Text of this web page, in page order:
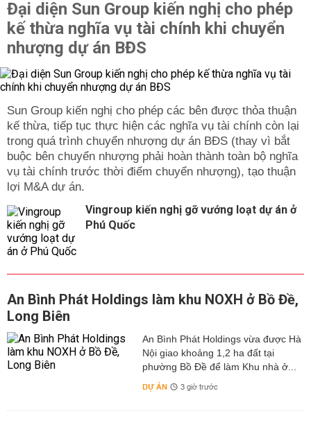
Đại diện Sun Group kiến nghị cho phép
kế thừa nghĩa vụ tài chính khi chuyển
nhượng dự án BĐS
Sun Group kiến nghị cho phép các bên được thỏa thuận
kế thừa, tiếp tục thực hiện các nghĩa vụ tài chính còn lại
trong quá trình chuyển nhượng dự án BĐS (thay vì bắt
buộc bên chuyển nhượng phải hoàn thành toàn bộ nghĩa
vụ tài chính trước thời điểm chuyển nhượng), tạo thuận
lợi M&A dự án.
Vingroup kiến nghị gỡ vướng loạt dự án ở
Phú Quốc
An Bình Phát Holdings làm khu NOXH ở Bồ Đề,
Long Biên
An Bình Phát Holdings vừa được Hà
Nội giao khoảng 1,2 ha đất tại
phường Bồ Đề để làm Khu nhà ở...
DỰ ÁN 3 giờ trước